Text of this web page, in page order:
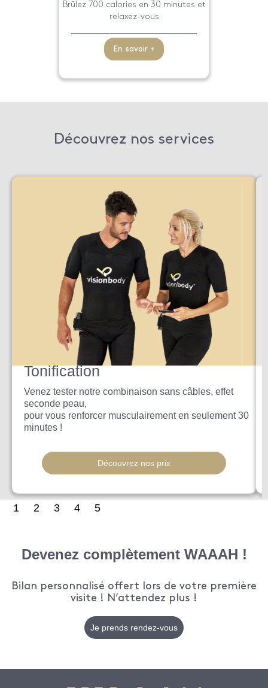
Brûlez 700 calories en 30 minutes et
relaxez-vous
En savoir +
Découvrez nos services
Tonification
Venez tester notre combinaison sans câbles, effet
seconde peau,
pour vous renforcer musculairement en seulement 30
minutes !
Découvrez nos prix
1 2 3 4 5
Devenez complètement WAAAH !
Bilan personnalisé offert lors de votre première
visite ! N’attendez plus !
Je prends rendez-vous